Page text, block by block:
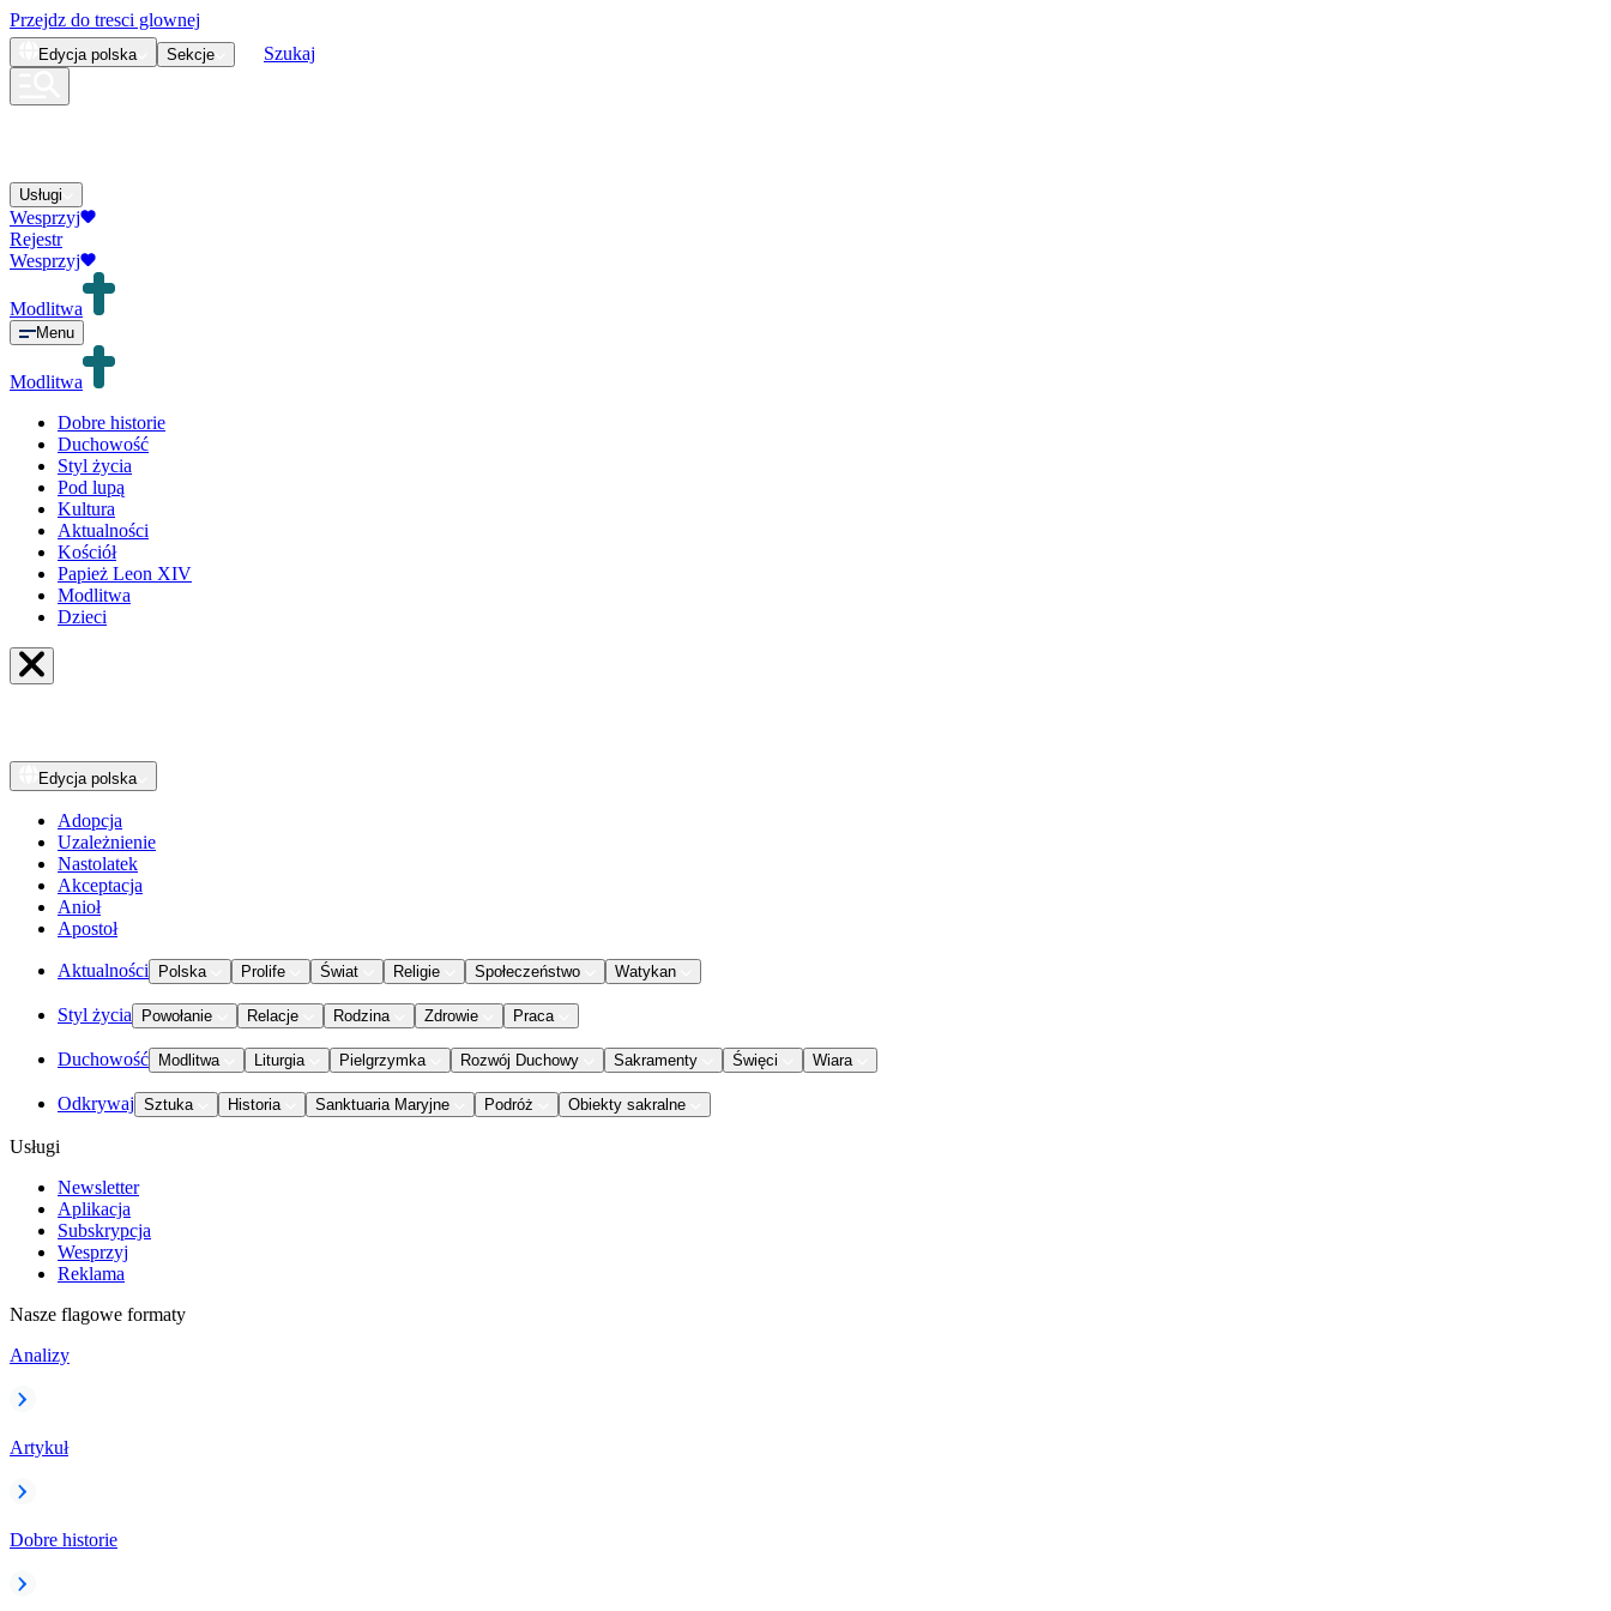
Przejdz do tresci glownej
Edycja polska Sekcje Szukaj
Usługi
Wesprzyj
Rejestr
Wesprzyj
Modlitwa
Menu
Modlitwa
Dobre historie
Duchowość
Styl życia
Pod lupą
Kultura
Aktualności
Kościół
Papież Leon XIV
Modlitwa
Dzieci
Edycja polska
Adopcja
Uzależnienie
Nastolatek
Akceptacja
Anioł
Apostoł
Aktualności Polska Prolife Świat Religie Społeczeństwo Watykan
Styl życia Powołanie Relacje Rodzina Zdrowie Praca
Duchowość Modlitwa Liturgia Pielgrzymka Rozwój Duchowy Sakramenty Święci Wiara
Odkrywaj Sztuka Historia Sanktuaria Maryjne Podróż Obiekty sakralne
Usługi
Newsletter
Aplikacja
Subskrypcja
Wesprzyj
Reklama
Nasze flagowe formaty
Analizy
Artykuł
Dobre historie